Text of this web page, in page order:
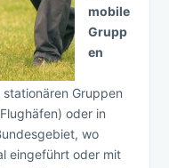
mobile
Grupp
en
Gruppen
oder in
wo
eingeführt oder mit